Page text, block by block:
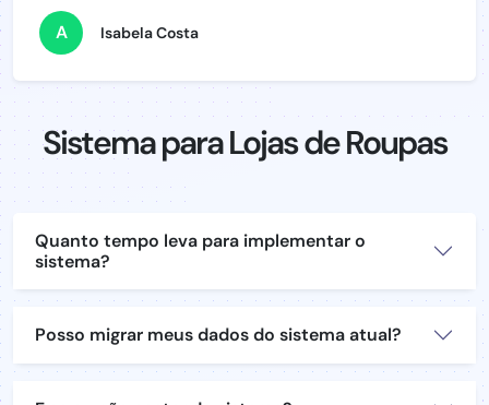
A Isabela Costa
Sistema para Lojas de Roupas
Quanto tempo leva para implementar o
sistema?
Posso migrar meus dados do sistema atual?